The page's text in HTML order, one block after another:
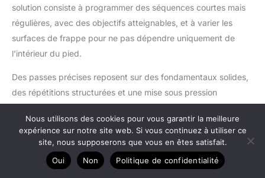
solution consiste à programmer des séquences courtes mais
régulières, avec des objectifs atteignables, et à varier les
surfaces de frappe pour ne pas dépendre uniquement de
l’intérieur du pied.
Des passes précises reposent sur des fondamentaux solides,
des répétitions structurées et une mise sous pression
mouvement, passes longues et triangles, l’entraînement
construit un joueur capable de conserver, d’accélérer et de
déséquilibrer, tout en réduisant les pertes de balle évitables.
Nous utilisons des cookies pour vous garantir la meilleure
expérience sur notre site web. Si vous continuez à utiliser ce
site, nous supposerons que vous en êtes satisfait.
Oui
Non Politique de confidentialité